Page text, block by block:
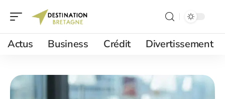
Actus Business Crédit Divertissement